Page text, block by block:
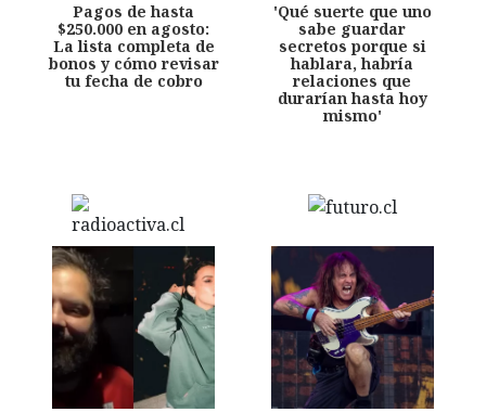
Pagos de hasta
$250.000 en agosto:
La lista completa de
bonos y cómo revisar
tu fecha de cobro
'Qué suerte que uno
sabe guardar
secretos porque si
hablara, habría
relaciones que
durarían hasta hoy
mismo'